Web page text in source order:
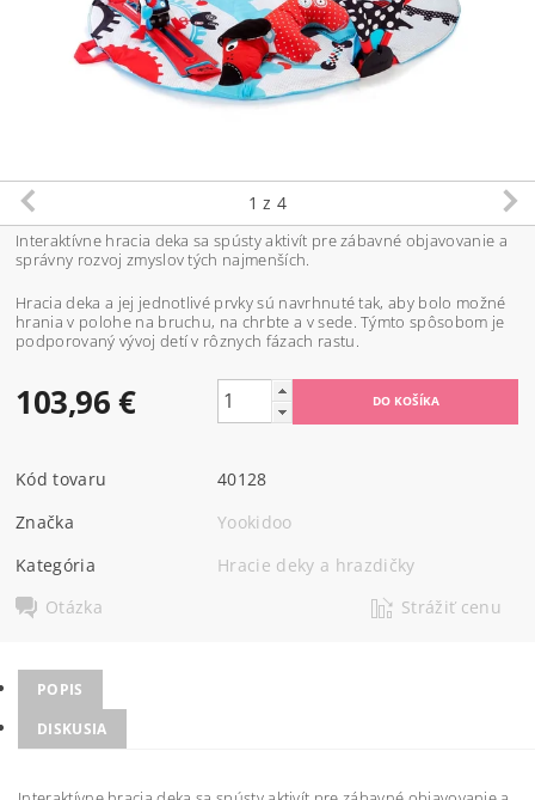
1 z 4
Interaktívne hracia deka sa spústy aktivít pre zábavné objavovanie a
správny rozvoj zmyslov tých najmenších.
Hracia deka a jej jednotlivé prvky sú navrhnuté tak, aby bolo možné
hrania v polohe na bruchu, na chrbte a v sede. Týmto spôsobom je
podporovaný vývoj detí v rôznych fázach rastu.
103,96 €
Kód tovaru
40128
Značka
Yookidoo
Kategória
Hracie deky a hrazdičky
Otázka
Strážiť cenu
POPIS
DISKUSIA